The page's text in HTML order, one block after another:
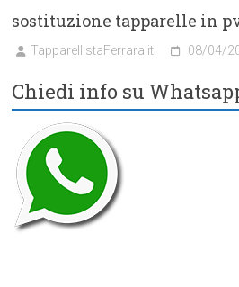
sostituzione tapparelle in
TapparellistaFerrara.it 08/04/
Chiedi info su